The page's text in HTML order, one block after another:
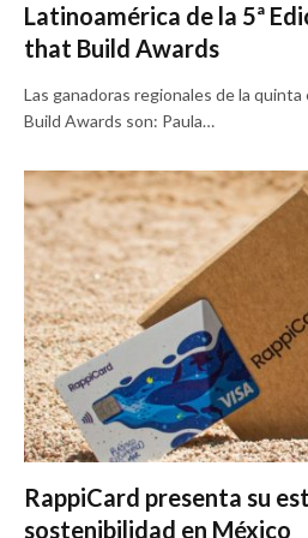
Latinoamérica de la 5ª
that Build Awards
Las ganadoras regionales de la
Build Awards son: Paula…
RappiCard presenta su
sostenibilidad en México